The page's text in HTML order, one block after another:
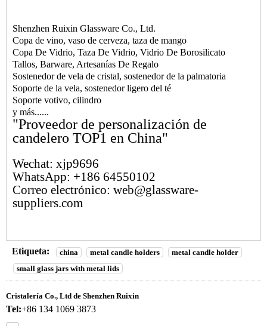
Shenzhen Ruixin Glassware Co., Ltd.
Copa de vino, vaso de cerveza, taza de mango
Copa De Vidrio, Taza De Vidrio, Vidrio De Borosilicato
Tallos, Barware, Artesanías De Regalo
Sostenedor de vela de cristal, sostenedor de la palmatoria
Soporte de la vela, sostenedor ligero del té
Soporte votivo, cilindro
y más......
"Proveedor de personalización de
candelero TOP1 en China"
Wechat: xjp9696
WhatsApp: +186 64550102
Correo electrónico: web@glassware-
suppliers.com
Etiqueta: china metal candle holders
metal candle holder
small glass jars with metal lids
Cristalería Co., Ltd de Shenzhen Ruixin
Tel:+86 134 1069 3873